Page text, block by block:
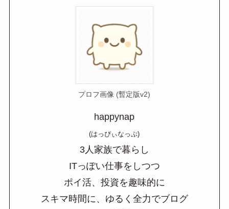
プロフ画像 (暫定版v2)
happynap
(はっぴぃなっぷ)
3人家族で暮らし
ITっぽい仕事をしつつ
ポイ活、投資を趣味的に
スキマ時間に、ゆるく全力でブログ